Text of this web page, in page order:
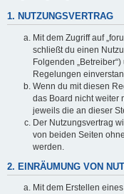
1. NUTZUNGSVERTRAG
Mit dem Zugriff auf
schließt du einen
Folgenden
Regelungen
Wenn du mit diesen
das Board nicht weiter
jeweils die an dieser
Der Nutzungsvertrag
von beiden Seiten
werden.
2. EINRÄUMUNG VON
Mit dem Erstellen